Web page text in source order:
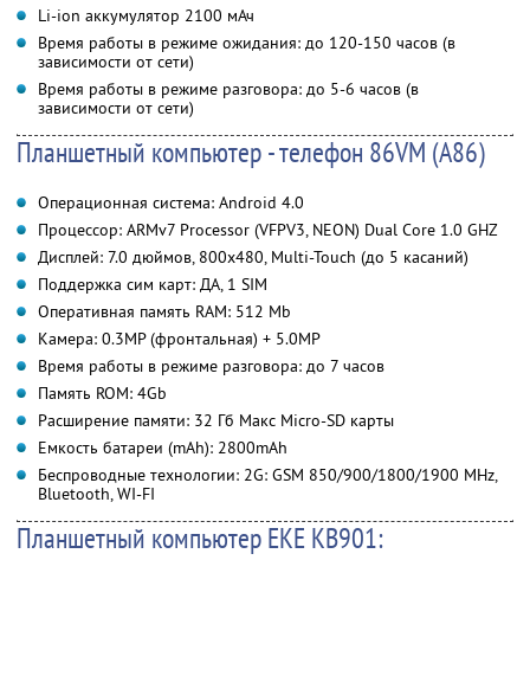
Li-ion аккумулятор 2100 мАч
Время работы в режиме ожидания: до 120-150 часов (в
зависимости от сети)
Время работы в режиме разговора: до 5-6 часов (в
зависимости от сети)
Планшетный компьютер - телефон 86VM (A86)
Операционная система: Android 4.0
Процессор: ARMv7 Processor (VFPV3, NEON) Dual Core 1.0 GHZ
Дисплей: 7.0 дюймов, 800x480, Multi-Touch (до 5 касаний)
Поддержка сим карт: ДА, 1 SIM
Оперативная память RAM: 512 Mb
Камера: 0.3MP (фронтальная) + 5.0MP
Время работы в режиме разговора: до 7 часов
Память ROM: 4Gb
Расширение памяти: 32 Гб Макс Micro-SD карты
Емкость батареи (mAh): 2800mAh
Беспроводные технологии: 2G: GSM 850/900/1800/1900 MHz,
Bluetooth, WI-FI
Планшетный компьютер EKE KB901: